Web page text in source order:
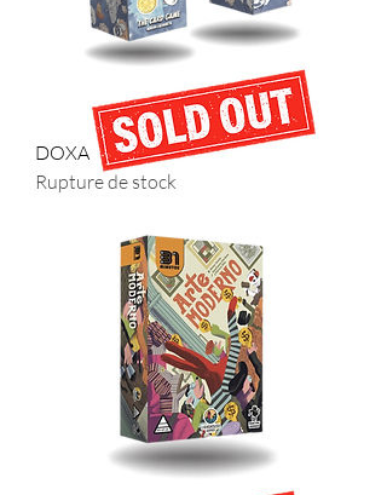
DOXA
Rupture de stock